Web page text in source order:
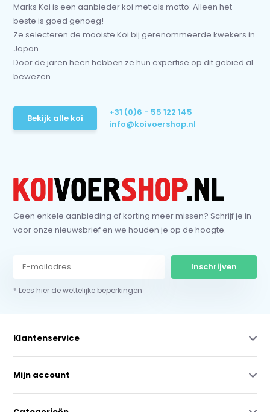
Marks Koi is een aanbieder koi met als motto: Alleen het
beste is goed genoeg!
Ze selecteren de mooiste Koi bij gerenommeerde kwekers in
Japan.
Door de jaren heen hebben ze hun expertise op dit gebied al
bewezen.
Bekijk alle koi
+31 (0)6 - 55 122 145
info@koivoershop.nl
Geen enkele aanbieding of korting meer missen? Schrijf je in
voor onze nieuwsbrief en we houden je op de hoogte.
Inschrijven
* Lees hier de wettelijke beperkingen
Klantenservice
Mijn account